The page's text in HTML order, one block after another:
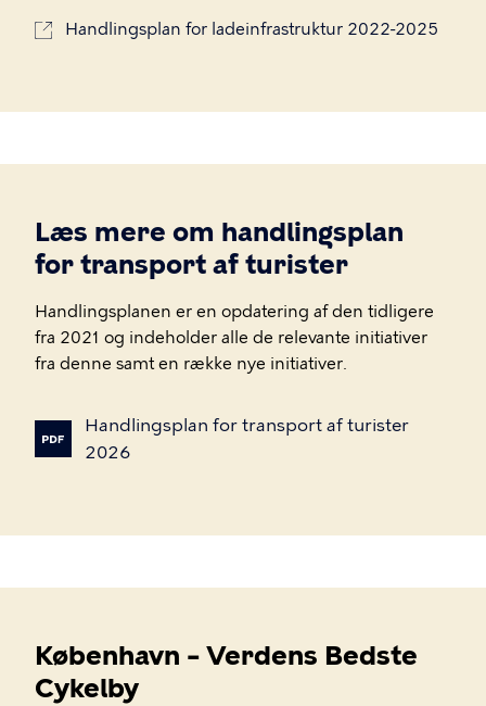
Handlingsplan for ladeinfrastruktur 2022-2025
Læs mere om handlingsplan
for transport af turister
Handlingsplanen er en opdatering af den tidligere
fra 2021 og indeholder alle de relevante initiativer
fra denne samt en række nye initiativer.
Handlingsplan for transport af turister
2026
København – Verdens Bedste
Cykelby